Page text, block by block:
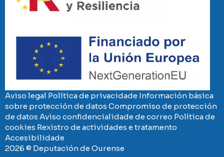
Aviso legal Política de privacidade Información básica
sobre protección de datos Compromiso de protección
de datos Aviso confidencialidade de correo Política de
cookies Rexistro de actividades e tratamento
Accesibilidade
2026 © Deputación de Ourense